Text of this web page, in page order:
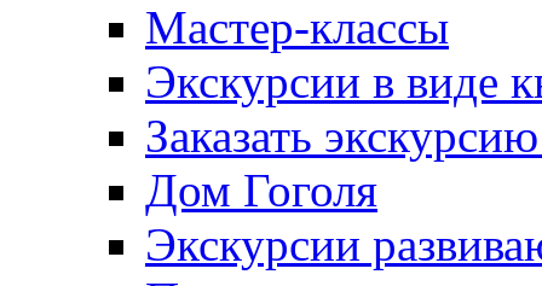
Мастер-классы
Экскурсии в виде
Заказать
Дом Гоголя
Экскурсии